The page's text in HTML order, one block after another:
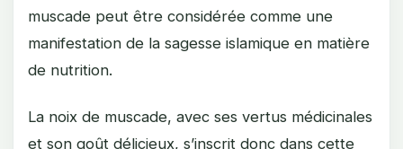
muscade peut être considérée comme une
manifestation de la sagesse islamique en matière
de nutrition.
La noix de muscade, avec ses vertus médicinales
et son goût délicieux, s’inscrit donc dans cette